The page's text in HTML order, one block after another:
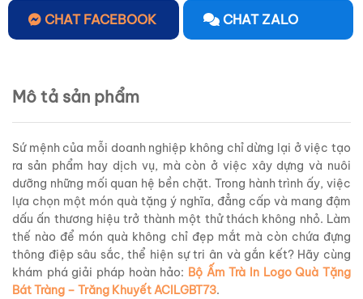
CHAT FACEBOOK CHAT ZALO
Mô tả sản phẩm
Sứ mệnh của mỗi doanh nghiệp không chỉ dừng lại ở việc tạo
ra sản phẩm hay dịch vụ, mà còn ở việc xây dựng và nuôi
dưỡng những mối quan hệ bền chặt. Trong hành trình ấy, việc
lựa chọn một món quà tặng ý nghĩa, đẳng cấp và mang đậm
dấu ấn thương hiệu trở thành một thử thách không nhỏ. Làm
thế nào để món quà không chỉ đẹp mắt mà còn chứa đựng
thông điệp sâu sắc, thể hiện sự tri ân và gắn kết? Hãy cùng
khám phá giải pháp hoàn hảo: Bộ Ấm Trà In Logo Quà Tặng
Bát Tràng – Trăng Khuyết ACILGBT73.